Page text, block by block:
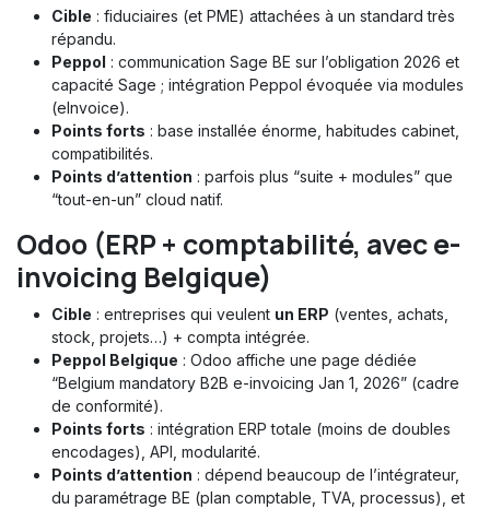
Cible : fiduciaires (et PME) attachées à un standard très
répandu.
Peppol : communication Sage BE sur l’obligation 2026 et
capacité Sage ; intégration Peppol évoquée via modules
(eInvoice).
Points forts : base installée énorme, habitudes cabinet,
compatibilités.
Points d’attention : parfois plus “suite + modules” que
“tout-en-un” cloud natif.
Odoo (ERP + comptabilité, avec e-
invoicing Belgique)
Cible : entreprises qui veulent un ERP (ventes, achats,
stock, projets…) + compta intégrée.
Peppol Belgique : Odoo affiche une page dédiée
“Belgium mandatory B2B e-invoicing Jan 1, 2026” (cadre
de conformité).
Points forts : intégration ERP totale (moins de doubles
encodages), API, modularité.
Points d’attention : dépend beaucoup de l’intégrateur,
du paramétrage BE (plan comptable, TVA, processus), et